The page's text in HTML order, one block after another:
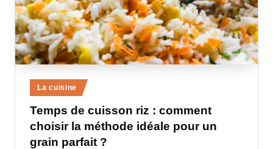
Posted
in
La cuisine
Temps de cuisson riz : comment
choisir la méthode idéale pour un
grain parfait ?